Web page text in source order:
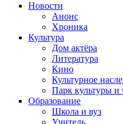
Новости
Анонс
Хроника
Культура
Дом актёра
Литература
Кино
Культурное
Парк культуры и
Образование
Школа и вуз